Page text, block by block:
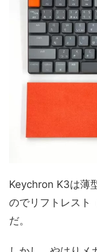
Keychron K3は薄
のでリフトレスト
だ。